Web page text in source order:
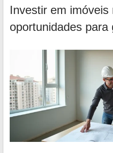
Investir em
oportunidades